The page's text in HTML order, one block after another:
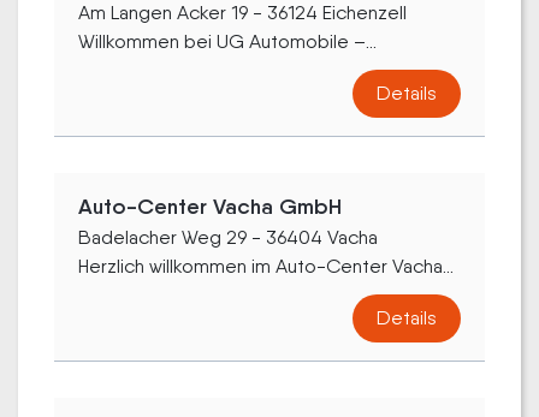
Am Langen Acker 19 - 36124 Eichenzell
Willkommen bei UG Automobile –...
Details
Auto-Center Vacha GmbH
Badelacher Weg 29 - 36404 Vacha
Herzlich willkommen im Auto-Center Vacha...
Details